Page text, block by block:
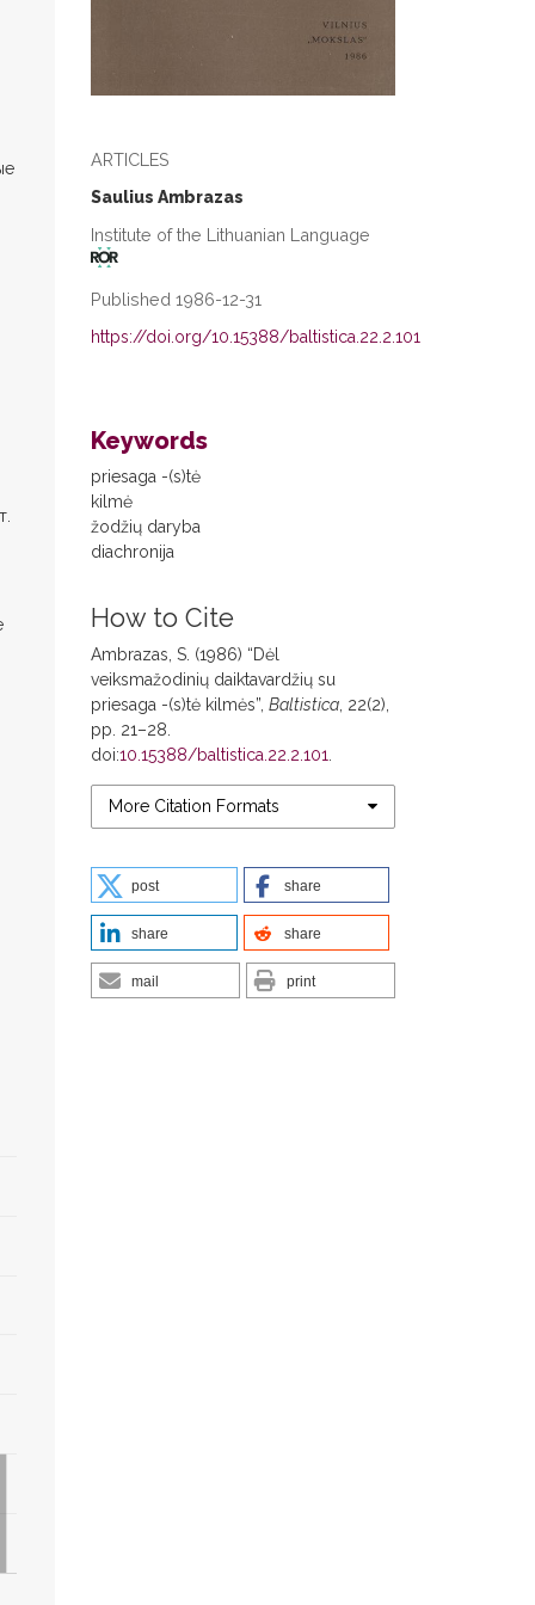
ARTICLES
Saulius Ambrazas
Institute of the Lithuanian Language
Published 1986-12-31
https://doi.org/10.15388/baltistica.22.2.101
Keywords
priesaga -(s)tė
kilmė
žodžių daryba
diachronija
How to Cite
Ambrazas, S. (1986) “Dėl
veiksmažodinių daiktavardžių su
priesaga -(s)tė kilmės”, Baltistica , 22(2),
pp. 21–28.
doi:10.15388/baltistica.22.2.101
More Citation Formats
post share
share share
mail print